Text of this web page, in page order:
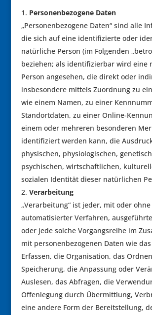
Personenbezogene Daten
„Personenbezogene Daten“ sind alle
die sich auf eine identifizierte oder
natürliche Person (im Folgenden
beziehen; als identifizierbar wird eine
Person angesehen, die direkt oder
insbesondere mittels Zuordnung zu
wie einem Namen, zu einer
Standortdaten, zu einer Online-
einem oder mehreren besonderen
identifiziert werden kann, die
physischen, physiologischen,
psychischen, wirtschaftlichen,
sozialen Identität dieser natürlichen
Verarbeitung
„Verarbeitung“ ist jeder, mit oder
automatisierter Verfahren,
oder jede solche Vorgangsreihe im
mit personenbezogenen Daten wie
Erfassen, die Organisation, das
Speicherung, die Anpassung oder
Auslesen, das Abfragen, die
Offenlegung durch Übermittlung,
eine andere Form der Bereitstellung,